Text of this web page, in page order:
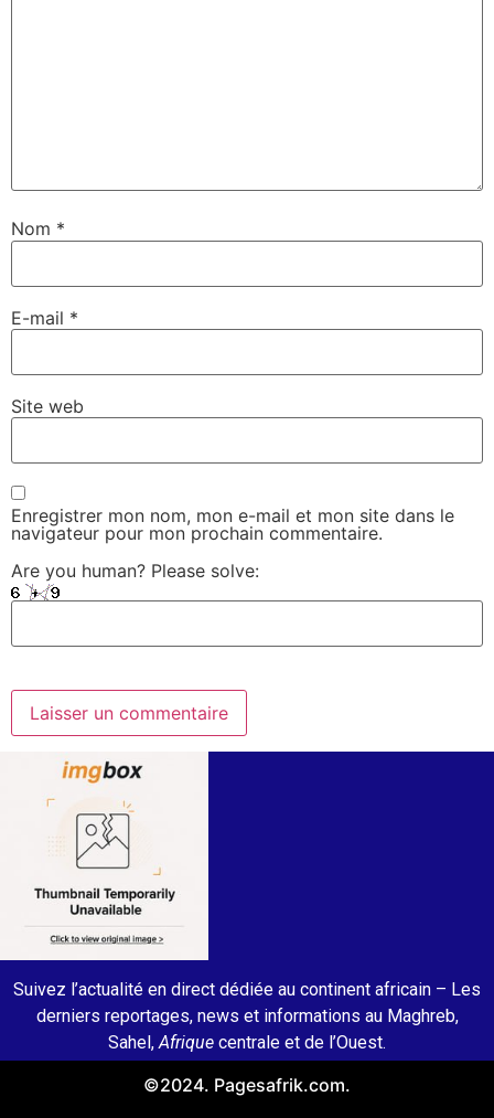
Nom *
E-mail *
Site web
Enregistrer mon nom, mon e-mail et mon site dans le
navigateur pour mon prochain commentaire.
Are you human? Please solve:
Suivez l’actualité en direct dédiée au continent africain – Les
derniers reportages, news et informations au Maghreb,
Sahel,Afrique centrale et de l’Ouest.
©2024. Pagesafrik.com.